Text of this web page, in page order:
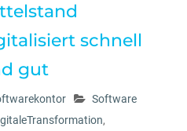
schnell
gut
Software
,